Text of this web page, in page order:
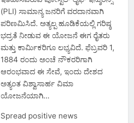
(PLI) ಸಾಮಾನ್ಯ ಜನರಿಗೆ ವರದಾನವಾಗಿ
ಪರಿಣಮಿಸಿದೆ. ಅತ್ಯಲ್ಪ ಹೂಡಿಕೆಯಲ್ಲಿ ಗರಿಷ್ಠ
ಭದ್ರತೆ ನೀಡುವ ಈ ಯೋಜನೆ ಈಗ ರೈತರು
ಮತ್ತು ಕಾರ್ಮಿಕರಿಗೂ ಲಭ್ಯವಿದೆ. ಫೆಬ್ರವರಿ 1,
1884 ರಂದು ಅಂಚೆ ನೌಕರರಿಗಾಗಿ
ಆರಂಭವಾದ ಈ ಸೇವೆ, ಇಂದು ದೇಶದ
ಅತ್ಯಂತ ವಿಶ್ವಾಸಾರ್ಹ ವಿಮಾ
ಯೋಜನೆಯಾಗಿ…
Spread positive news